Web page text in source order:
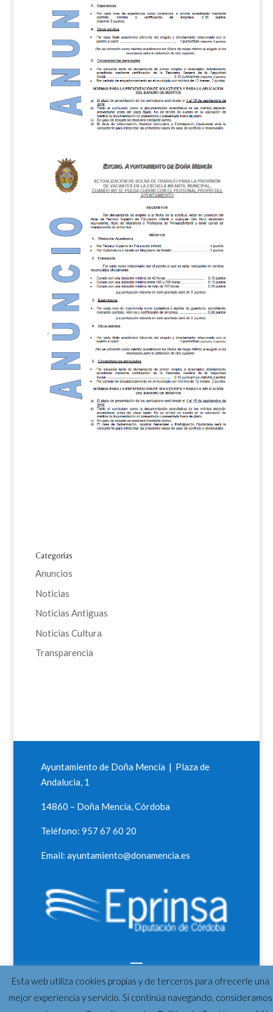
Categorías
Anuncios
Noticias
Noticias Antiguas
Noticias Cultura
Transparencia
Ayuntamiento de Doña Mencía | Plaza de
Andalucia, 1
14860 – Doña Mencía, Córdoba
Teléfono: 957 67 60 20
Email: ayuntamiento@donamencia.es
Esta web utiliza cookies propias y de terceros para ofrecerle una
mejor experiencia y servicio. Si continúa navegando, consideramos